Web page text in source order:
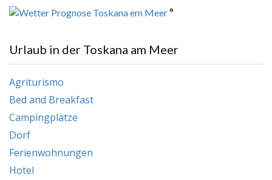
°
Urlaub in der Toskana am Meer
Agriturismo
Bed and Breakfast
Campingplätze
Dorf
Ferienwohnungen
Hotel